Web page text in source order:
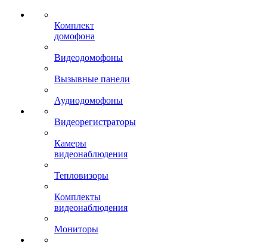
Комплект
домофона
Видеодомофоны
Вызывные панели
Аудиодомофоны
Видеорегистраторы
Камеры
видеонаблюдения
Тепловизоры
Комплекты
видеонаблюдения
Мониторы